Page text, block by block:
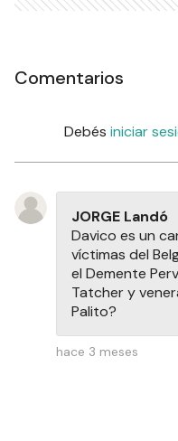
Comentarios
Debés iniciar
JORGE Landó
Davico es un
víctimas del
el Demente
Tatcher y
Palito?
hace 3 meses